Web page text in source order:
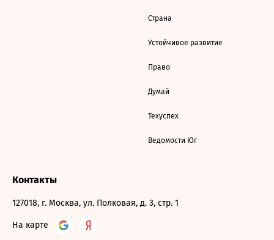
Страна
Устойчивое развитие
Право
Думай
Техуспех
Ведомости Юг
Контакты
127018, г. Москва, ул. Полковая, д. 3, стр. 1
На карте